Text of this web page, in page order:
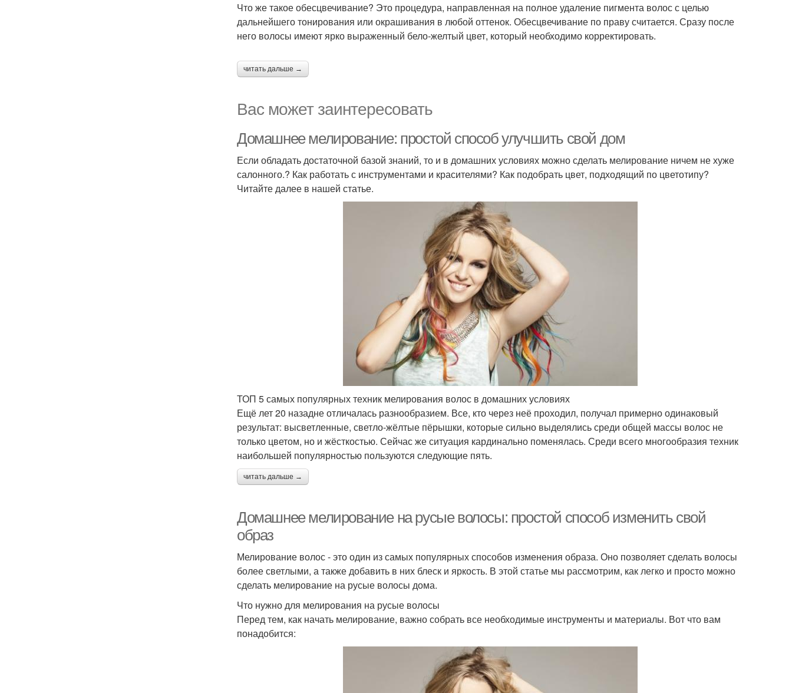
Что же такое обесцвечивание? Это процедура, направленная на полное удаление пигмента волос с целью
дальнейшего тонирования или окрашивания в любой оттенок. Обесцвечивание по праву считается. Сразу после
него волосы имеют ярко выраженный бело-желтый цвет, который необходимо корректировать.
читать дальше →
Вас может заинтересовать
Домашнее мелирование: простой способ улучшить свой дом
Если обладать достаточной базой знаний, то и в домашних условиях можно сделать мелирование ничем не хуже
салонного.? Как работать с инструментами и красителями? Как подобрать цвет, подходящий по цветотипу?
Читайте далее в нашей статье.
ТОП 5 самых популярных техник мелирования волос в домашних условиях
Ещё лет 20 назадне отличалась разнообразием. Все, кто через неё проходил, получал примерно одинаковый
результат: высветленные, светло-жёлтые пёрышки, которые сильно выделялись среди общей массы волос не
только цветом, но и жёсткостью. Сейчас же ситуация кардинально поменялась. Среди всего многообразия техник
наибольшей популярностью пользуются следующие пять.
читать дальше →
Домашнее мелирование на русые волосы: простой способ изменить свой
образ
Мелирование волос - это один из самых популярных способов изменения образа. Оно позволяет сделать волосы
более светлыми, а также добавить в них блеск и яркость. В этой статье мы рассмотрим, как легко и просто можно
сделать мелирование на русые волосы дома.
Что нужно для мелирования на русые волосы
Перед тем, как начать мелирование, важно собрать все необходимые инструменты и материалы. Вот что вам
понадобится: